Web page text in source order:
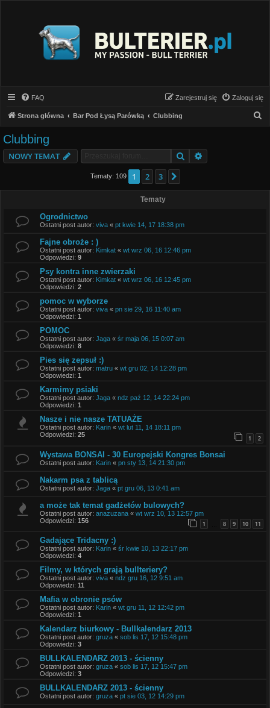
FAQ Zaloguj się
Zarejestruj się
Strona główna Bar Pod Łysą Parówką Clubbing
Clubbing
NOWY TEMAT Szukaj
Tematy: 109 1 2 3
Tematy
Ogrodnictwo
Ostatni post autor: viva « pt kwie 14, 17 18:38 pm
Fajne obroże : )
Ostatni post autor: Kimkat « wt wrz 06, 16 12:46 pm
Odpowiedzi: 9
Psy kontra inne zwierzaki
Ostatni post autor: Kimkat « wt wrz 06, 16 12:45 pm
Odpowiedzi: 2
pomoc w wyborze
Ostatni post autor: viva « pn sie 29, 16 11:40 am
Odpowiedzi: 1
POMOC
Ostatni post autor: Jaga « śr maja 06, 15 0:07 am
Odpowiedzi: 8
Pies się zepsuł :)
Ostatni post autor: matru « wt gru 02, 14 12:28 pm
Odpowiedzi: 1
Karmimy psiaki
Ostatni post autor: Jaga « ndz paź 12, 14 22:24 pm
Odpowiedzi: 1
Nasze i nie nasze TATUAŻE
Ostatni post autor: Karin « wt lut 11, 14 18:11 pm
Odpowiedzi: 25 1 2
Wystawa BONSAI - 30 Europejski Kongres Bonsai
Ostatni post autor: Karin « pn sty 13, 14 21:30 pm
Nakarm psa z tablicą
Ostatni post autor: Jaga « pt gru 06, 13 0:41 am
a może tak temat gadżetów bulowych?
Ostatni post autor: anazuzana « wt wrz 10, 13 12:57 pm
Odpowiedzi: 156 1 8 9 10 11
Gadające Tridacny :)
Ostatni post autor: Karin « śr kwie 10, 13 22:17 pm
Odpowiedzi: 4
Filmy, w których grają bullteriery?
Ostatni post autor: viva « ndz gru 16, 12 9:51 am
Odpowiedzi: 11
Mafia w obronie psów
Ostatni post autor: Karin « wt gru 11, 12 12:42 pm
Odpowiedzi: 1
Kalendarz biurkowy - Bullkalendarz 2013
Ostatni post autor: gruza « sob lis 17, 12 15:48 pm
Odpowiedzi: 3
BULLKALENDARZ 2013 - ścienny
Ostatni post autor: gruza « sob lis 17, 12 15:47 pm
Odpowiedzi: 3
BULLKALENDARZ 2013 - ścienny
Ostatni post autor: gruza « pt sie 03, 12 14:29 pm